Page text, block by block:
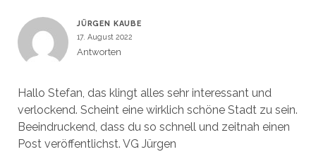
JÜRGEN KAUBE
17. August 2022
Antworten
Hallo Stefan, das klingt alles sehr interessant und
verlockend. Scheint eine wirklich schöne Stadt zu sein.
Beeindruckend, dass du so schnell und zeitnah einen
Post veröffentlichst. VG Jürgen